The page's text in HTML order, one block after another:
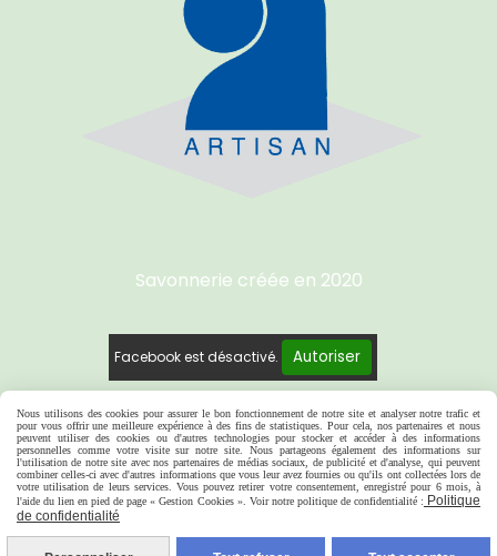
Savonnerie créée en 2020
Facebook est désactivé. Autoriser
Mentions Légales
Conditions générales de vente
Se rétracter
Politique de confidentialité
Gestion cookies
Mon Compte
Nous utilisons des cookies pour assurer le bon fonctionnement de notre site et analyser notre trafic et
pour vous offrir une meilleure expérience à des fins de statistiques. Pour cela, nos partenaires et nous
peuvent utiliser des cookies ou d'autres technologies pour stocker et accéder à des informations
personnelles comme votre visite sur notre site. Nous partageons également des informations sur
l'utilisation de notre site avec nos partenaires de médias sociaux, de publicité et d'analyse, qui peuvent
combiner celles-ci avec d'autres informations que vous leur avez fournies ou qu'ils ont collectées lors de
votre utilisation de leurs services. Vous pouvez retirer votre consentement, enregistré pour 6 mois, à
l'aide du lien en pied de page « Gestion Cookies ». Voir notre politique de confidentialité : Politique
de confidentialité